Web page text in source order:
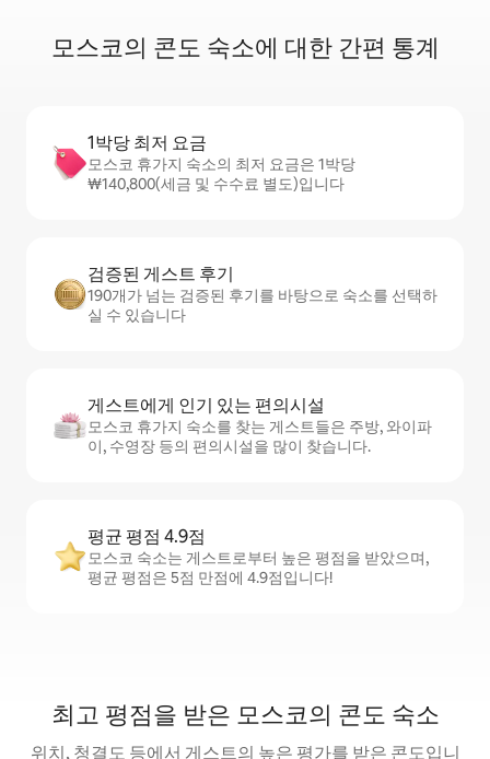
모스코의 콘도 숙소에 대한 간편 통계
1박당 최저 요금
모스코 휴가지 숙소의 최저 요금은 1박당
₩140,800(세금 및 수수료 별도)입니다
검증된 게스트 후기
190개가 넘는 검증된 후기를 바탕으로 숙소를 선택하
실 수 있습니다
게스트에게 인기 있는 편의시설
모스코 휴가지 숙소를 찾는 게스트들은 주방, 와이파
이, 수영장 등의 편의시설을 많이 찾습니다.
평균 평점 4.9점
모스코 숙소는 게스트로부터 높은 평점을 받았으며,
평균 평점은 5점 만점에 4.9점입니다!
최고 평점을 받은 모스코의 콘도 숙소
위치, 청결도 등에서 게스트의 높은 평가를 받은 콘도입니